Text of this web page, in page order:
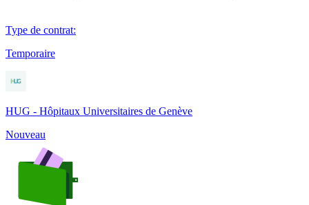
Type de contrat:
Temporaire
HUG - Hôpitaux Universitaires de Genève
Nouveau